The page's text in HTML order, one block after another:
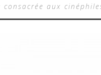
aux